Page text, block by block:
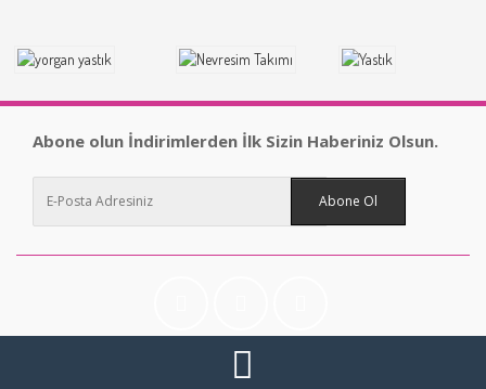
Abone olun İndirimlerden İlk Sizin Haberiniz Olsun.
Abone Ol